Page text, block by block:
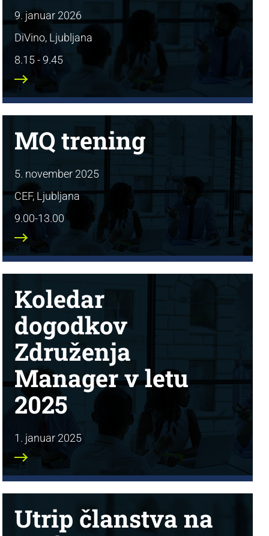
9. januar 2026
DiVino, Ljubljana
8.15 - 9.45
MQ trening
5. november 2025
CEF, Ljubljana
9.00-13.00
Koledar
dogodkov
Združenja
Manager v letu
2025
1. januar 2025
Utrip članstva na